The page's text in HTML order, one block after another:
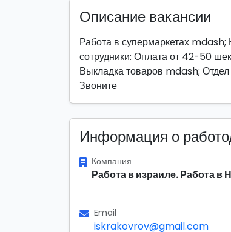
Описание вакансии
Работа в супермаркетах
сотрудники: Оплата от 42-50
Выкладка товаров mdash;
Звоните
Информация о
Компания
Работа в израиле. Работа в
Email
iskrakovrov@gmail.com